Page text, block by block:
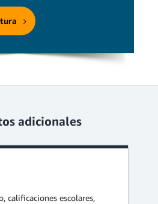
adicionales
calificaciones escolares,